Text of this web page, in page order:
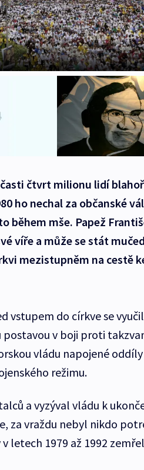
čtvrt milionu lidí
ho nechal za občanské
během mše. Papež
víře a může se stát
mezistupněm na cestě
vstupem do církve se vyučil
postavou v boji proti
vládu napojené
režimu.
a vyzýval vládu k
za vraždu nebyl nikdo
letech 1979 až 1992